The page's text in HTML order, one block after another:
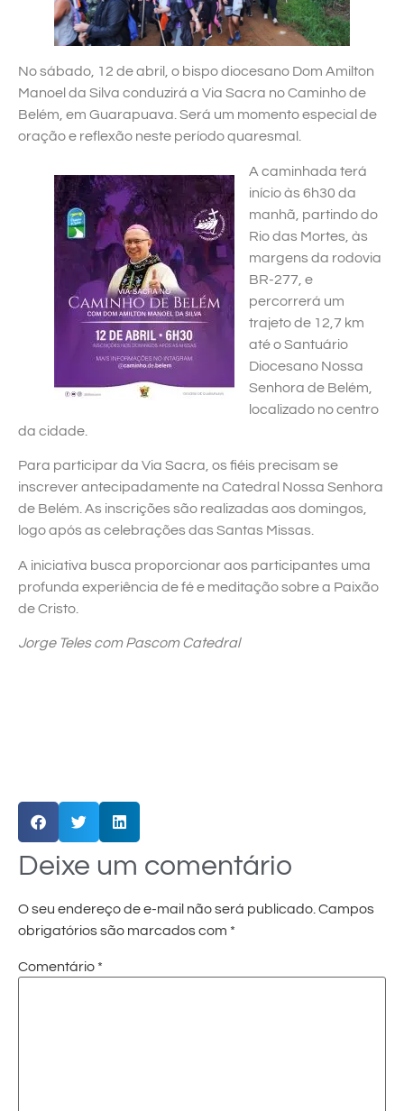
No sábado, 12 de abril, o bispo diocesano Dom Amilton
Manoel da Silva conduzirá a Via Sacra no Caminho de
Belém, em Guarapuava. Será um momento especial de
oração e reflexão neste período quaresmal.
A caminhada terá
início às 6h30 da
manhã, partindo do
Rio das Mortes, às
margens da rodovia
BR-277, e
percorrerá um
trajeto de 12,7 km
até o Santuário
Diocesano Nossa
Senhora de Belém,
localizado no centro
da cidade.
Para participar da Via Sacra, os fiéis precisam se
inscrever antecipadamente na Catedral Nossa Senhora
de Belém. As inscrições são realizadas aos domingos,
logo após as celebrações das Santas Missas.
A iniciativa busca proporcionar aos participantes uma
profunda experiência de fé e meditação sobre a Paixão
de Cristo.
Jorge Teles com Pascom Catedral
Deixe um comentário
O seu endereço de e-mail não será publicado.Campos
obrigatórios são marcados com *
Comentário *